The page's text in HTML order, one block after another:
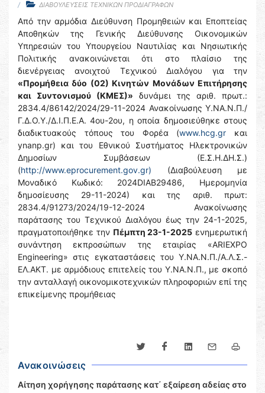
ΔΙΑΒΟΥΛΕΥΣΕΙΣ ΤΕΧΝΙΚΩΝ ΠΡΟΔΙΑΓΡΑΦΩΝ
Από την αρμόδια Διεύθυνση Προμηθειών και Εποπτείας
Αποθηκών της Γενικής Διεύθυνσης Οικονομικών
Υπηρεσιών του Υπουργείου Ναυτιλίας και Νησιωτικής
Πολιτικής ανακοινώνεται ότι στο πλαίσιο της
διενέργειας ανοιχτού Τεχνικού Διαλόγου για την
«Προμήθεια δύο (02) Κινητών Μονάδων Επιτήρησης
και Συντονισμού (ΚΜΕΣ)» δυνάμει της αριθ. πρωτ.:
2834.4/86142/2024/29-11-2024 Ανακοίνωσης Υ.ΝΑ.Ν.Π./
Γ.Δ.Ο.Υ./Δ.Ι.Π.Ε.Α. 4ου-2ου, η οποία δημοσιεύθηκε στους
διαδικτυακούς τόπους του Φορέα (www.hcg.gr και
ynanp.gr) και του Εθνικού Συστήματος Ηλεκτρονικών
Δημοσίων Συμβάσεων (Ε.Σ.Η.ΔΗ.Σ.)
(http://www.eprocurement.gov.gr) (Διαβούλευση με
Μοναδικό Κωδικό: 2024DIAB29486, Ημερομηνία
δημοσίευσης 29-11-2024) και της αριθ. πρωτ:
2834.4/91273/2024/19-12-2024 Ανακοίνωσης
παράτασης του Τεχνικού Διαλόγου έως την 24-1-2025,
πραγματοποιήθηκε την Πέμπτη 23-1-2025 ενημερωτική
συνάντηση εκπροσώπων της εταιρίας «ARIEXPO
Engineering» στις εγκαταστάσεις του Υ.ΝΑ.Ν.Π./Α.Λ.Σ.-
ΕΛ.ΑΚΤ. με αρμόδιους επιτελείς του Υ.ΝΑ.Ν.Π., με σκοπό
την ανταλλαγή οικονομικοτεχνικών πληροφοριών επί της
επικείμενης προμήθειας
Ανακοινώσεις
Αίτηση χορήγησης παράτασης κατ΄ εξαίρεση αδείας στο